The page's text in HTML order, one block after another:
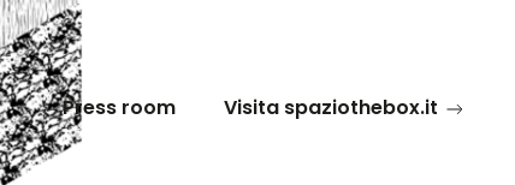
Press room Visita spaziothebox.it